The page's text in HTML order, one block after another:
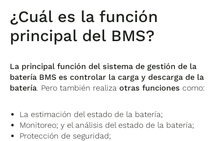
¿Cuál es la función
principal del BMS?
La principal función del sistema de gestión de la
batería BMS es controlar la carga y descarga de la
batería. Pero también realizaotras funciones como:
La estimación del estado de la batería;
Monitoreo; y el análisis del estado de la batería;
Protección de seguridad;